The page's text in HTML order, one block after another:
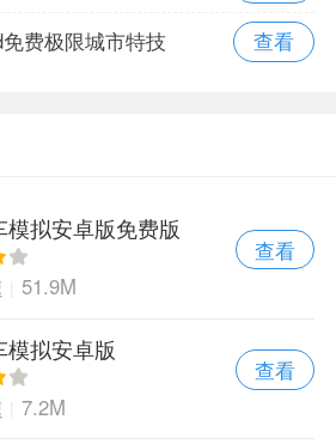
费极限城市特技
模拟安卓版免费版
51.9M
查看
模拟安卓版
7.2M
查看